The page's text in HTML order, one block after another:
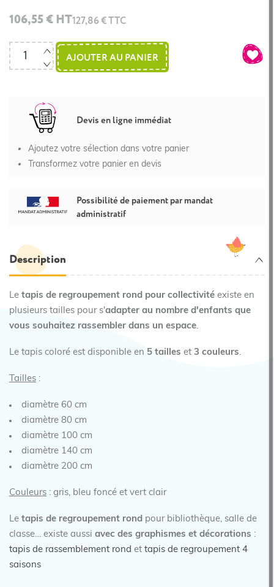
106,55 € HT127,86 € TTC
AJOUTER AU PANIER
Devis en ligne immédiat
Ajoutez votre sélection dans votre panier
Transformez votre panier en devis
Possibilité de paiement par mandat
administratif
Description
Le tapis de regroupement rond pour collectivité existe en
plusieurs tailles pour s'adapter au nombre d'enfants que
vous souhaitez rassembler dans un espace.
Le tapis coloré est disponible en 5 tailles et 3 couleurs.
Tailles :
diamètre 60 cm
diamètre 80 cm
diamètre 100 cm
diamètre 140 cm
diamètre 200 cm
Couleurs : gris, bleu foncé et vert clair
Le tapis de regroupement rond pour bibliothèque, salle de
classe… existe aussi avec des graphismes et décorations :
tapis de rassemblement rond et tapis de regroupement 4
saisons